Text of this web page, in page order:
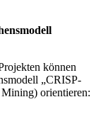
können
„CRISP-
orientieren: